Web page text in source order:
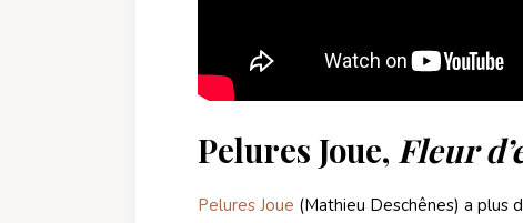
Pelures Joue, Fleur
Pelures Joue (Mathieu Deschênes) a plus